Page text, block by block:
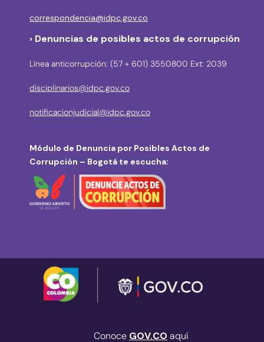
correspondencia@idpc.gov.co
› Denuncias de posibles actos de corrupción
Línea anticorrupción: (57 + 601) 3550800 Ext: 2039
disciplinarios@idpc.gov.co
notificacionjudicial@idpc.gov.co
Módulo de Denuncia por Posibles Actos de
Corrupción – Bogotá te escucha:
Conoce GOV.CO aquí